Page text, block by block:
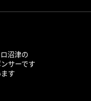
沼津の
サーです
す